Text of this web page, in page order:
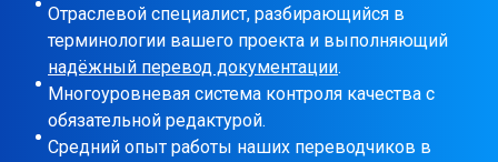
Отраслевой специалист, разбирающийся в
терминологии вашего проекта и выполняющий
надёжный перевод документации.
Многоуровневая система контроля качества с
обязательной редактурой.
Средний опыт работы наших переводчиков в